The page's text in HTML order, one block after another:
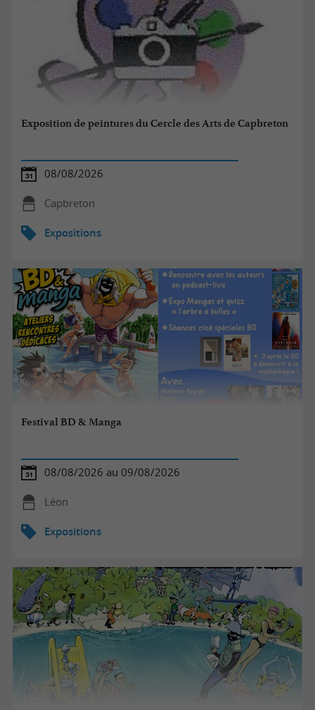
Exposition de peintures du Cercle des Arts de Capbreton
08/08/2026
Capbreton
Expositions
Festival BD & Manga
08/08/2026 au 09/08/2026
Léon
Expositions